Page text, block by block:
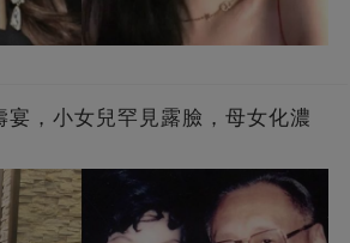
宴，小女兒罕見露臉，母女化濃